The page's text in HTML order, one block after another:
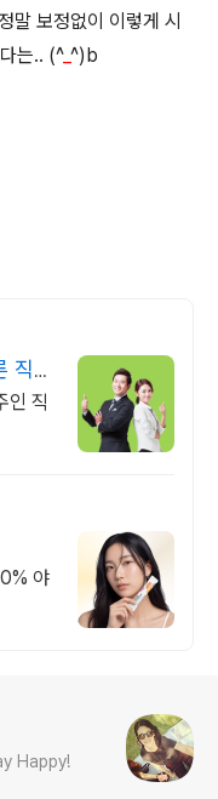
말 보정없이 이렇게 시
는.. (^_ ^)b
직거
인 직
야
Happy!